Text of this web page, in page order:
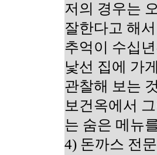
저의 경우는
잘한다고 해
추억이 수십
낯선 집에 가
관찰해 보는
보건옥에서
는 숨은 메뉴
4) 돈까스 전